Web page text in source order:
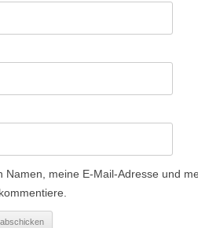
Namen, meine E-Mail-Adresse und